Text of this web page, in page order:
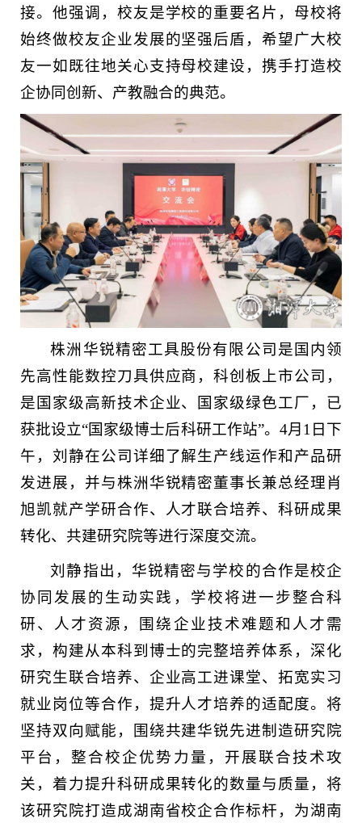
接。他强调，校友是学校的重要名片，母校将
始终做校友企业发展的坚强后盾，希望广大校
友一如既往地关心支持母校建设，携手打造校
企协同创新、产教融合的典范。
株洲华锐精密工具股份有限公司是国内领
先高性能数控刀具供应商，科创板上市公司，
是国家级高新技术企业、国家级绿色工厂，已
获批设立“国家级博士后科研工作站”。4月1日下
午，刘静在公司详细了解生产线运作和产品研
发进展，并与株洲华锐精密董事长兼总经理肖
旭凯就产学研合作、人才联合培养、科研成果
转化、共建研究院等进行深度交流。
刘静指出，华锐精密与学校的合作是校企
协同发展的生动实践，学校将进一步整合科
研、人才资源，围绕企业技术难题和人才需
求，构建从本科到博士的完整培养体系，深化
研究生联合培养、企业高工进课堂、拓宽实习
就业岗位等合作，提升人才培养的适配度。将
坚持双向赋能，围绕共建华锐先进制造研究院
平台，整合校企优势力量，开展联合技术攻
关，着力提升科研成果转化的数量与质量，将
该研究院打造成湖南省校企合作标杆，为湖南